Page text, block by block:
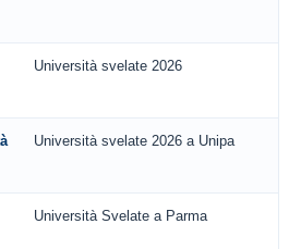
Università svelate 2026
Università svelate 2026 a Unipa
Università Svelate a Parma